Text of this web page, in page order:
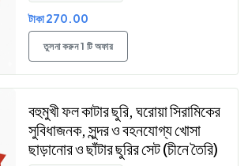
টাকা 270.00
তুলনা করুন 1 টি অফার
বহুমুখী ফল কাটার ছুরি, ঘরোয়া সিরামিকের
সুবিধাজনক, সুন্দর ও বহনযোগ্য খোসা
ছাড়ানোর ও ছাঁটার ছুরির সেট (চীনে তৈরি)